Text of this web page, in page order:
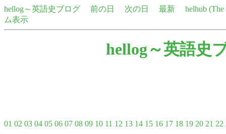
hellog～英語史ブログ 前の日 次の日 最新
helhub
ム表示
hellog～英語史
01 02 03 04 05 06 07 08 09 10 11 12 13 14 15 16 17 18 19 20 21 22